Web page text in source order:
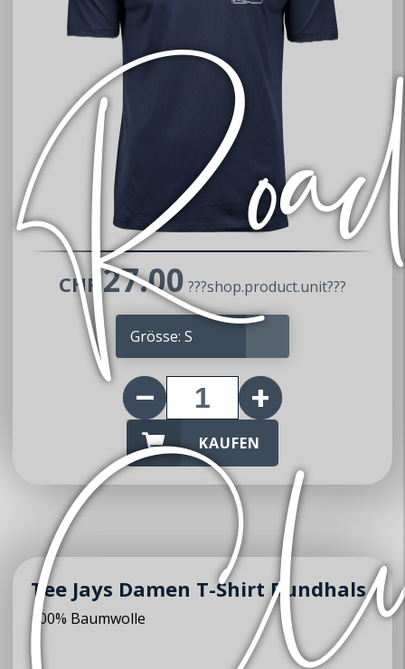
CHF27.00 ???shop.product.unit???
KAUFEN
Tee Jays Damen T-Shirt Rundhals
100% Baumwolle